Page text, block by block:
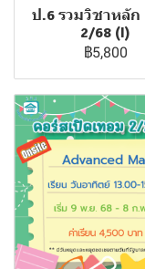
ป.6 รวมวิชาหลัก
2/68 (I)
฿5,800